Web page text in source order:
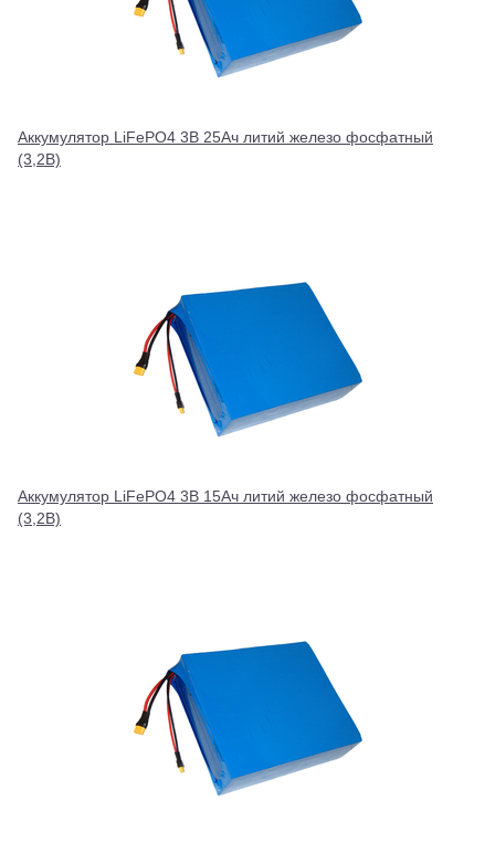
Аккумулятор LiFePO4 3В 25Ач литий железо фосфатный
(3,2В)
Аккумулятор LiFePO4 3В 15Ач литий железо фосфатный
(3,2В)